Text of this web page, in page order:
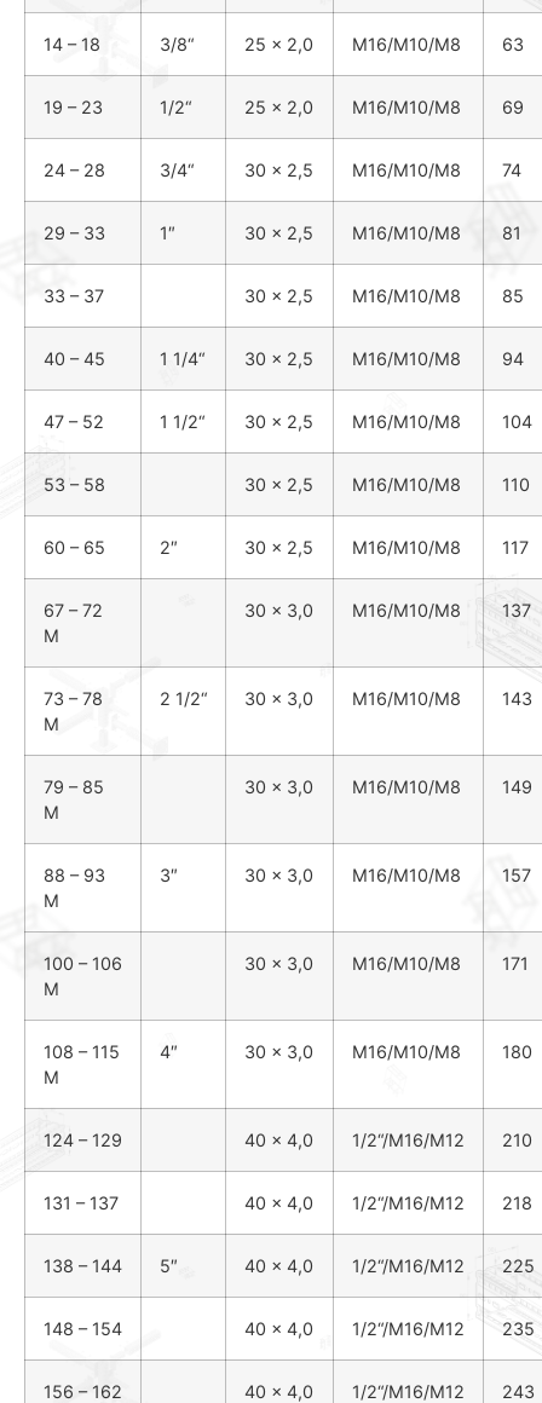
14 – 18 3/8“ 25 x 2,0 M16/M10/M8 63
19 – 23 1/2“ 25 x 2,0 M16/M10/M8 69
24 – 28 3/4“ 30 x 2,5 M16/M10/M8 74
29 – 33 1″ 30 x 2,5 M16/M10/M8 81
33 – 37 30 x 2,5 M16/M10/M8 85
40 – 45 1 1/4“ 30 x 2,5 M16/M10/M8 94
47 – 52 1 1/2“ 30 x 2,5 M16/M10/M8 104
53 – 58 30 x 2,5 M16/M10/M8 110
60 – 65 2″ 30 x 2,5 M16/M10/M8 117
67 – 72
M
30 x 3,0 M16/M10/M8 137
73 – 78
M
2 1/2“ 30 x 3,0 M16/M10/M8 143
79 – 85
M
30 x 3,0 M16/M10/M8 149
88 – 93
M
3″ 30 x 3,0 M16/M10/M8 157
100 – 106
M
30 x 3,0 M16/M10/M8 171
108 – 115
M
4″ 30 x 3,0 M16/M10/M8 180
124 – 129 40 x 4,0 1/2“/M16/M12 210
131 – 137 40 x 4,0 1/2“/M16/M12 218
138 – 144 5″ 40 x 4,0 1/2“/M16/M12 225
148 – 154 40 x 4,0 1/2“/M16/M12 235
156 – 162 40 x 4,0 1/2“/M16/M12 243